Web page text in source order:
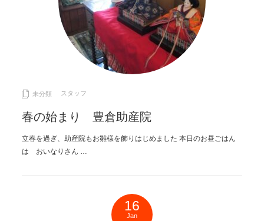
未分類 スタッフ
春の始まり 豊倉助産院
立春を過ぎ、助産院もお雛様を飾りはじめました 本日のお昼ごはん
は おいなりさん …
16
Jan